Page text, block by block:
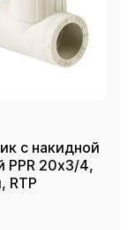
с накидной
PPR 20х3/4,
RTP